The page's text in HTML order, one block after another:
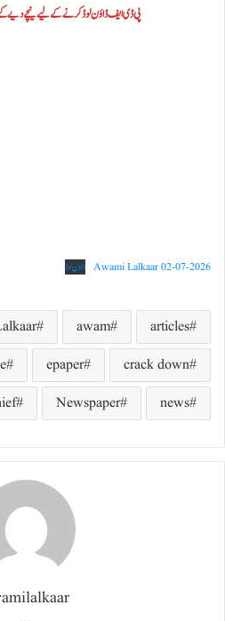
پی ڈی ایف ڈاؤن لوڈ کرنے کے لیے نیچے دیے
Awami Lalkaar 02-07-2026 ڈاؤن لوڈ
articles
awam
crack down
epaper
news
Newspaper